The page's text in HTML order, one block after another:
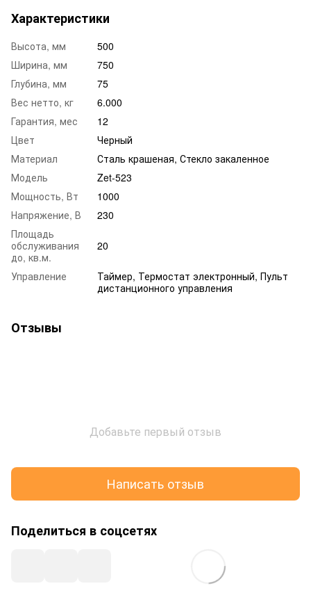
Характеристики
Высота, мм
500
Ширина, мм
750
Глубина, мм
75
Вес нетто, кг
6.000
Гарантия, мес
12
Цвет
Черный
Материал
Сталь крашеная, Стекло закаленное
Модель
Zet-523
Мощность, Вт
1000
Напряжение, В
230
Площадь
обслуживания
до, кв.м.
20
Управление
Таймер, Термостат электронный, Пульт
дистанционного управления
Отзывы
Добавьте первый отзыв
Написать отзыв
Поделиться в соцсетях